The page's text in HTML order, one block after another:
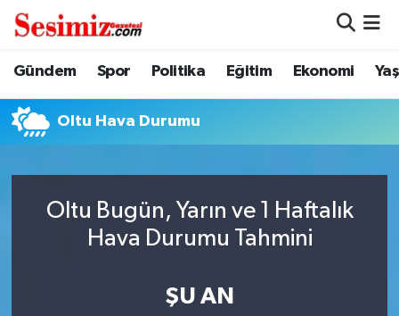
Gündem Spor Politika Eğitim Ekonomi
Oltu Hava Durumu
Oltu Bugün, Yarın ve 1 Haftalık
Hava Durumu Tahmini
ŞU AN
Dünya
Eğitim
Genel
Gündem
Nöbetçi Eczaneler
Hava Durumu
Trafik Durumu
Süper Lig Puan Durumu ve Fikstür